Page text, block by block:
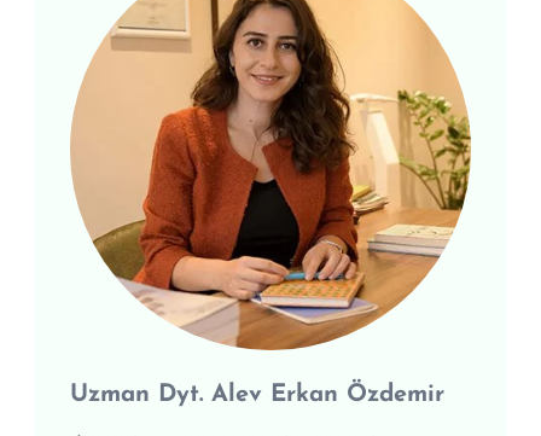
Uzman Dyt. Alev Erkan Özdemir